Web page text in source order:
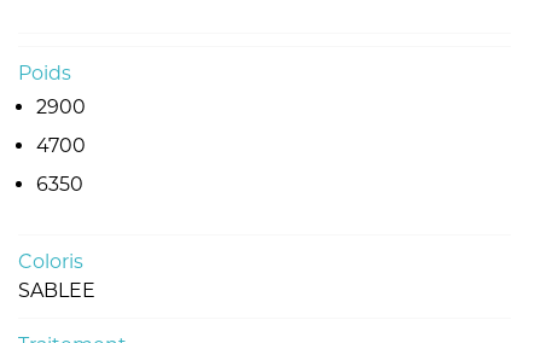
Poids
2900
4700
6350
Coloris
SABLEE